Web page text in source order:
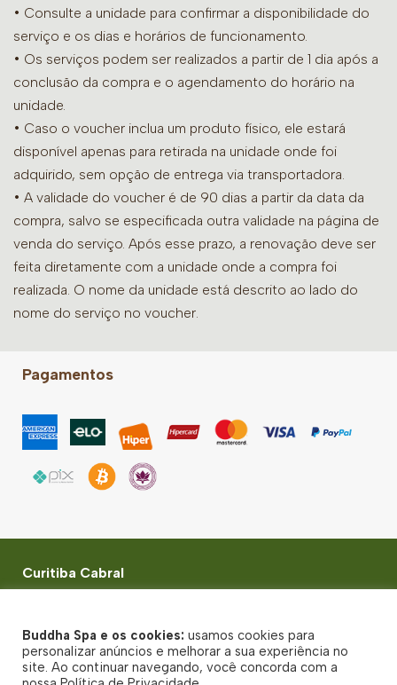
• Consulte a unidade para confirmar a disponibilidade do
serviço e os dias e horários de funcionamento.
• Os serviços podem ser realizados a partir de 1 dia após a
conclusão da compra e o agendamento do horário na
unidade.
• Caso o voucher inclua um produto físico, ele estará
disponível apenas para retirada na unidade onde foi
adquirido, sem opção de entrega via transportadora.
• A validade do voucher é de 90 dias a partir da data da
compra, salvo se especificada outra validade na página de
venda do serviço. Após esse prazo, a renovação deve ser
feita diretamente com a unidade onde a compra foi
realizada. O nome da unidade está descrito ao lado do
nome do serviço no voucher.
Pagamentos
Curitiba Cabral
© Buddha Spa 2026 - Todos direitos reservados
Buddha Spa e os cookies: usamos cookies para
personalizar anúncios e melhorar a sua experiência no
site. Ao continuar navegando, você concorda com a